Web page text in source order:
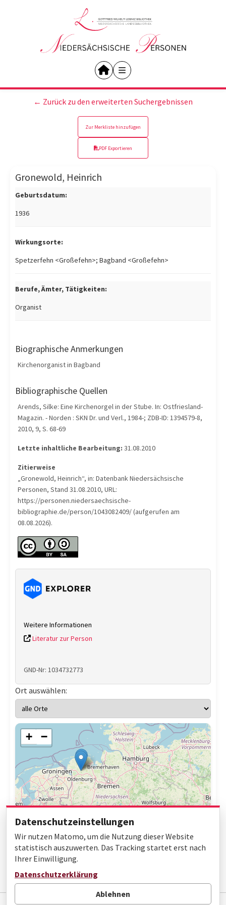
← Zurück zu den erweiterten Suchergebnissen
Zur Merkliste hinzufügen
PDF Exportieren
Gronewold, Heinrich
Geburtsdatum:
1936
Wirkungsorte:
Spetzerfehn <Großefehn>; Bagband <Großefehn>
Berufe, Ämter, Tätigkeiten:
Organist
Biographische Anmerkungen
Kirchenorganist in Bagband
Bibliographische Quellen
Arends, Silke: Eine Kirchenorgel in der Stube. In: Ostfriesland-
Magazin. - Norden : SKN Dr. und Verl., 1984-; ZDB-ID: 1394579-8,
2010, 9, S. 68-69
Letzte inhaltliche Bearbeitung: 31.08.2010
Zitierweise
„Gronewold, Heinrich“, in: Datenbank Niedersächsische
Personen, Stand 31.08.2010, URL:
https://personen.niedersaechsische-
bibliographie.de/person/1043082409/ (aufgerufen am
08.08.2026).
Weitere Informationen
Literatur zur Person
GND-Nr: 1034732773
Ort auswählen:
+ −
Datenschutzeinstellungen
Wir nutzen Matomo, um die Nutzung dieser Website
statistisch auszuwerten. Das Tracking startet erst nach
Ihrer Einwilligung.
Datenschutzerklärung
Ablehnen